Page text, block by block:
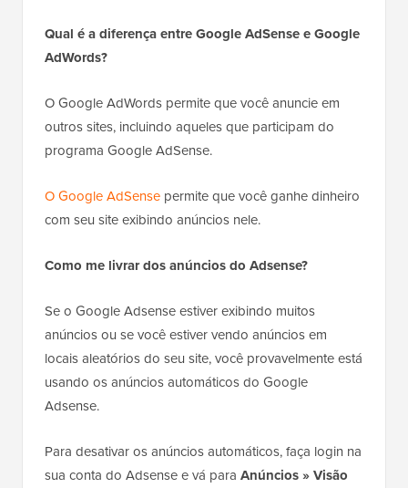
Qual é a diferença entre Google AdSense e Google
AdWords?
O Google AdWords permite que você anuncie em
outros sites, incluindo aqueles que participam do
programa Google AdSense.
O Google AdSense permite que você ganhe dinheiro
com seu site exibindo anúncios nele.
Como me livrar dos anúncios do Adsense?
Se o Google Adsense estiver exibindo muitos
anúncios ou se você estiver vendo anúncios em
locais aleatórios do seu site, você provavelmente está
usando os anúncios automáticos do Google
Adsense.
Para desativar os anúncios automáticos, faça login na
sua conta do Adsense e vá para Anúncios » Visão